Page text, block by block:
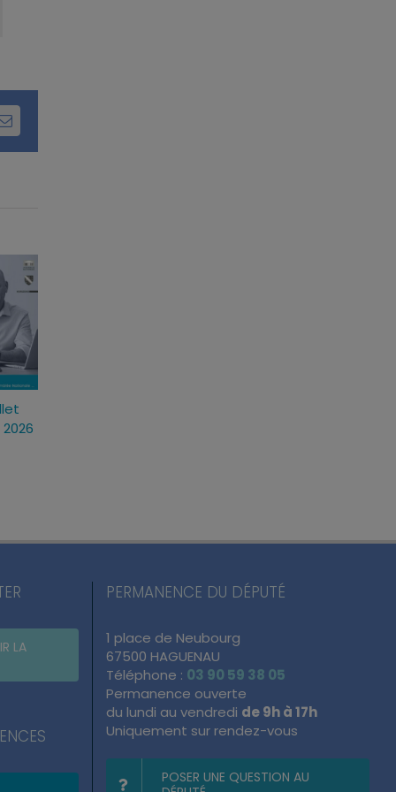
Email
LA
PERMANENCE DU DÉPUTÉ
1 place de Neubourg
67500 HAGUENAU
Téléphone : 03 90 59 38 05
Permanence ouverte
du lundi au vendredi de 9h à 17h
Uniquement sur rendez-vous
POSER UNE QUESTION AU